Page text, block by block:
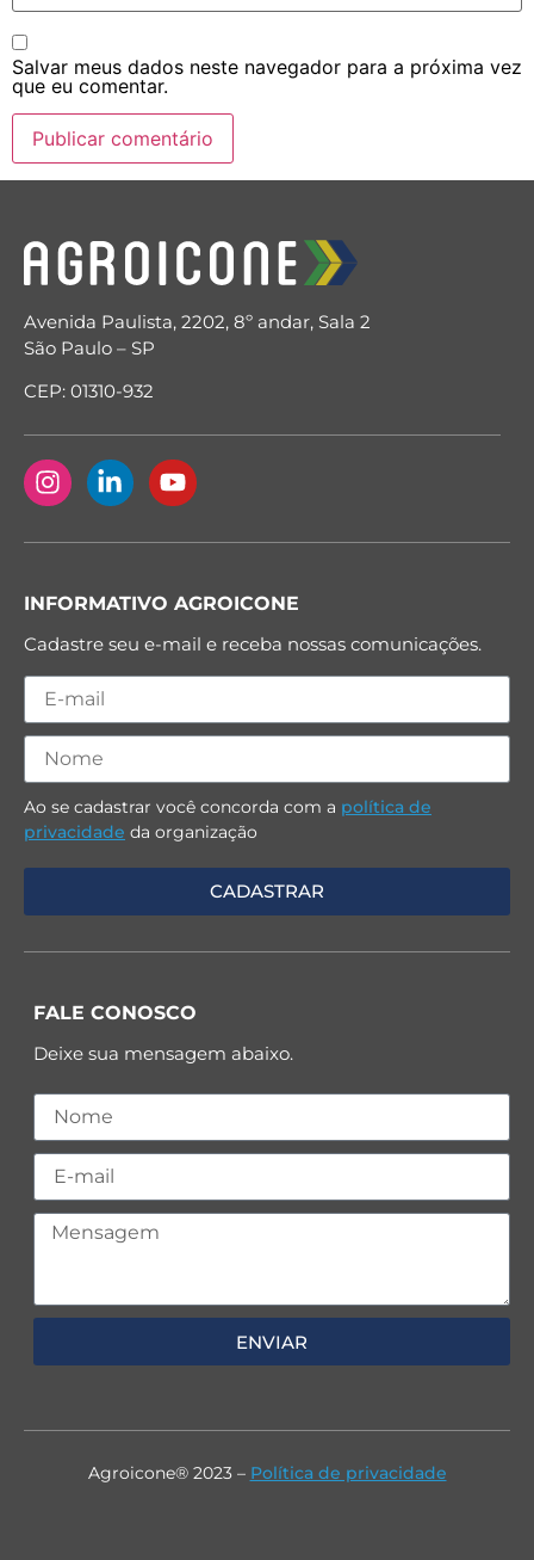
Salvar meus dados neste navegador para a próxima vez
que eu comentar.
Avenida Paulista, 2202, 8º andar, Sala 2
São Paulo – SP
CEP: 01310-932
INFORMATIVO AGROICONE
Cadastre seu e-mail e receba nossas comunicações.
Ao se cadastrar você concorda com a política de
privacidade da organização
FALE CONOSCO
Deixe sua mensagem abaixo.
ENVIAR
Agroicone® 2023 – Política de privacidade